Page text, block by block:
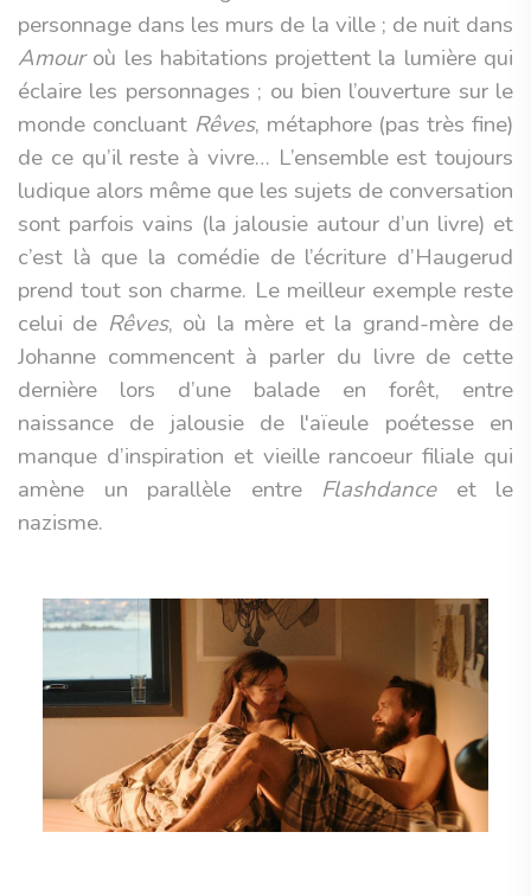
personnage dans les murs de la ville ; de nuit dans
Amouroù les habitations projettent la lumière qui
éclaire les personnages ; ou bien l’ouverture sur le
monde concluant Rêves, métaphore (pas très fine)
de ce qu’il reste à vivre… L’ensemble est toujours
ludique alors même que les sujets de conversation
sont parfois vains (la jalousie autour d’un livre) et
c’est là que la comédie de l’écriture d’Haugerud
prend tout son charme. Le meilleur exemple reste
celui de Rêves, où la mère et la grand-mère de
Johanne commencent à parler du livre de cette
dernière lors d’une balade en forêt, entre
naissance de jalousie de l'aïeule poétesse en
manque d’inspiration et vieille rancoeur filiale qui
amène un parallèle entre Flashdanceet le
nazisme.